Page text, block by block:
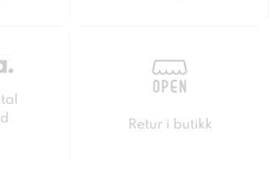
Retur i butikk